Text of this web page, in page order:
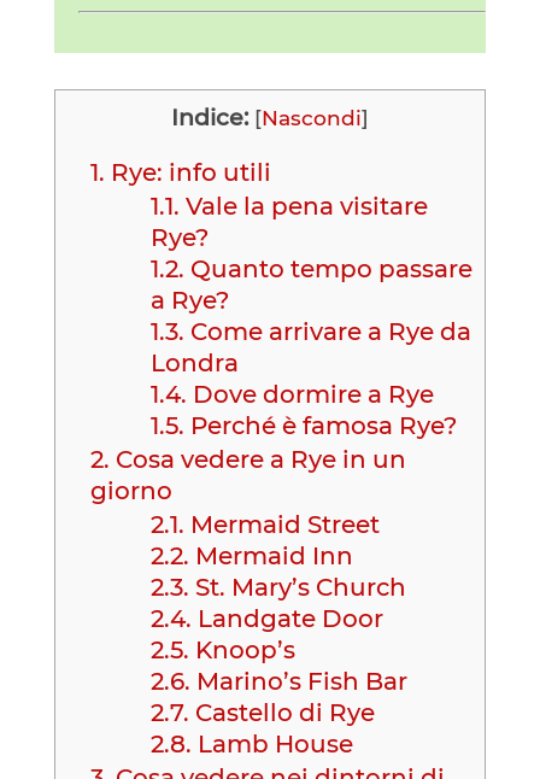
Indice: [Nascondi]
1. Rye: info utili
1.1. Vale la pena visitare
Rye?
1.2. Quanto tempo passare
a Rye?
1.3. Come arrivare a Rye da
Londra
1.4. Dove dormire a Rye
1.5. Perché è famosa Rye?
2. Cosa vedere a Rye in un
giorno
2.1. Mermaid Street
2.2. Mermaid Inn
2.3. St. Mary’s Church
2.4. Landgate Door
2.5. Knoop’s
2.6. Marino’s Fish Bar
2.7. Castello di Rye
2.8. Lamb House